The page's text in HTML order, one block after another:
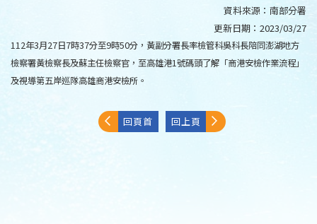
資料來源： 南部分署
更新日期： 2023/03/27
112年3月27日7時37分至9時50分，黃副分署長率檢管科吳科長陪同澎湖地方
檢察署黃檢察長及蘇主任檢察官，至高雄港1號碼頭了解「商港安檢作業流程」
及視導第五岸巡隊高雄商港安檢所。
回頁首 回上頁